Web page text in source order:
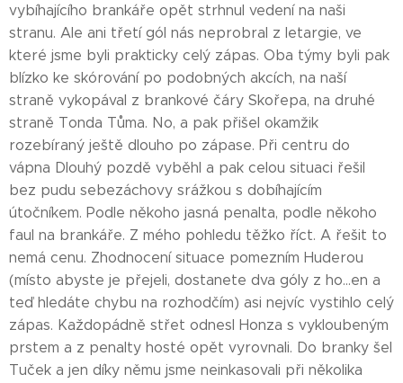
vybíhajícího brankáře opět strhnul vedení na naši
stranu. Ale ani třetí gól nás neprobral z letargie, ve
které jsme byli prakticky celý zápas. Oba týmy byli pak
blízko ke skórování po podobných akcích, na naší
straně vykopával z brankové čáry Skořepa, na druhé
straně Tonda Tůma. No, a pak přišel okamžik
rozebíraný ještě dlouho po zápase. Při centru do
vápna Dlouhý pozdě vyběhl a pak celou situaci řešil
bez pudu sebezáchovy srážkou s dobíhajícím
útočníkem. Podle někoho jasná penalta, podle někoho
faul na brankáře. Z mého pohledu těžko říct. A řešit to
nemá cenu. Zhodnocení situace pomezním Huderou
(místo abyste je přejeli, dostanete dva góly z ho...en a
teď hledáte chybu na rozhodčím) asi nejvíc vystihlo celý
zápas. Každopádně střet odnesl Honza s vykloubeným
prstem a z penalty hosté opět vyrovnali. Do branky šel
Tuček a jen díky němu jsme neinkasovali při několika